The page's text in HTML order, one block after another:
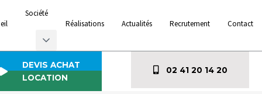
Société
Réalisations
Actualités Recrutement Contact
DEVIS ACHAT
LOCATION
02 41 20 14 20